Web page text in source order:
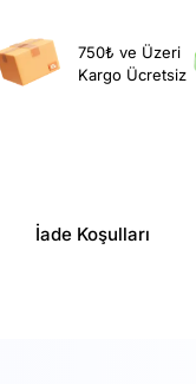
750₺ ve Üzeri
Kargo Ücretsiz
İade Koşulları